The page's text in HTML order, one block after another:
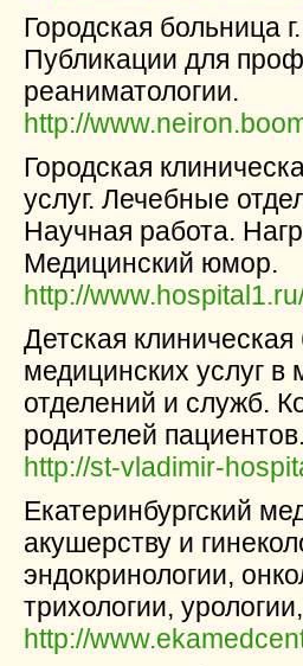
Городская больница
Публикации для
реаниматологии.
http://
Городская
услуг. Лечебные
Научная работа.
Медицинский юмор.
http://
Детская
медицинских услуг
отделений и служб.
родителей
http://st-vladimir-
Екатеринбургский
акушерству и
эндокринологии,
трихологии,
http://